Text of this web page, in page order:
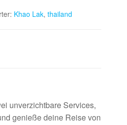
Khao Lak, thailand
unverzichtbare Services,
genieße deine Reise von